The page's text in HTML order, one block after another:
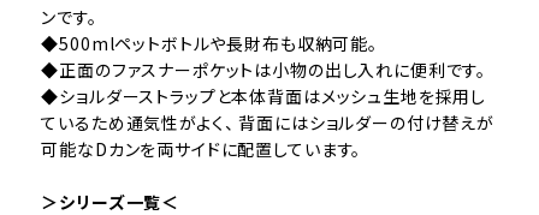
ンです。
◆500mlペットボトルや長財布も収納可能。
◆正面のファスナーポケットは小物の出し入れに便利です。
◆ショルダーストラップと本体背面はメッシュ生地を採用し
ているため通気性がよく、 背面にはショルダーの付け替えが
可能なDカンを両サイドに配置しています。
＞シリーズ一覧＜